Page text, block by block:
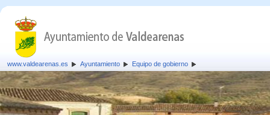
www.valdearenas.es Ayuntamiento Equipo de gobierno